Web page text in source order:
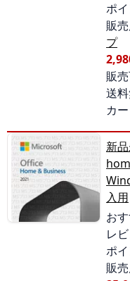
ポ
販売
プ
販
送
カ
新
入用
お
レ
ポ
販売